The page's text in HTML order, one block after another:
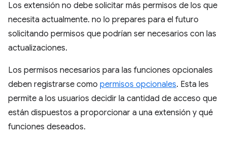
Los extensión no debe solicitar más permisos de los que
necesita actualmente. no lo prepares para el futuro
solicitando permisos que podrían ser necesarios con las
actualizaciones.
Los permisos necesarios para las funciones opcionales
deben registrarse como permisos opcionales. Esta les
permite a los usuarios decidir la cantidad de acceso que
están dispuestos a proporcionar a una extensión y qué
funciones deseados.